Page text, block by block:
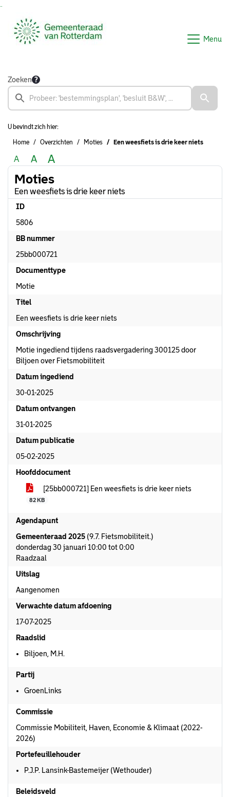
Menu
Zoeken
U bevindt zich hier:
Home Overzichten Moties Een weesfiets is drie keer niets
A A A
Moties
Een weesfiets is drie keer niets
ID
5806
BB nummer
25bb000721
Documenttype
Motie
Titel
Een weesfiets is drie keer niets
Omschrijving
Motie ingediend tijdens raadsvergadering 300125 door
Biljoen over Fietsmobiliteit
Datum ingediend
30-01-2025
Datum ontvangen
31-01-2025
Datum publicatie
05-02-2025
Hoofddocument
[25bb000721] Een weesfiets is drie keer niets
82 KB
Agendapunt
Gemeenteraad 2025 (9.7. Fietsmobiliteit.)
donderdag 30 januari 10:00 tot 0:00
Raadzaal
Uitslag
Aangenomen
Verwachte datum afdoening
17-07-2025
Raadslid
Biljoen, M.H.
Partij
GroenLinks
Commissie
Commissie Mobiliteit, Haven, Economie & Klimaat (2022-
2026)
Portefeuillehouder
P.J.P. Lansink-Bastemeijer (Wethouder)
Beleidsveld